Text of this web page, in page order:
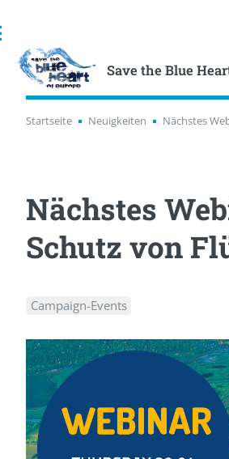
Save the Blue
Startseite Neuigkeiten Nächstes
Nächstes
Schutz von
Campaign-Events